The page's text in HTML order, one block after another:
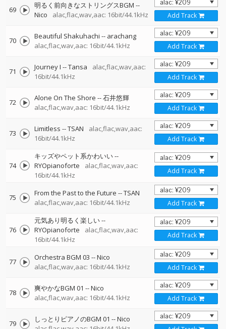
69 明るく前向きなストリングスBGM --
Nico
alac,flac,wav,aac: 16bit/44.1kHz Add Track
70 Beautiful Shakuhachi -- arachang
alac,flac,wav,aac: 16bit/44.1kHz
Add Track
71 Journey I --Tansa
alac,flac,wav,aac:
16bit/44.1kHz
Add Track
72 Alone On The Shore --石井悠輝
alac,flac,wav,aac: 16bit/44.1kHz
Add Track
73 Limitless --TSAN
alac,flac,wav,aac:
16bit/44.1kHz
Add Track
74
キッズやペット系かわいい--
RYOpianoforte
alac,flac,wav,aac:
16bit/44.1kHz
Add Track
75 From the Past to the Future --TSAN
alac,flac,wav,aac: 16bit/44.1kHz
Add Track
76
元気あり明るく楽しい--
RYOpianoforte
alac,flac,wav,aac:
16bit/44.1kHz
Add Track
77 Orchestra BGM 03 --Nico
alac,flac,wav,aac: 16bit/44.1kHz
Add Track
78 爽やかなBGM 01 --Nico
alac,flac,wav,aac: 16bit/44.1kHz
Add Track
79 しっとりピアノのBGM 01 --Nico